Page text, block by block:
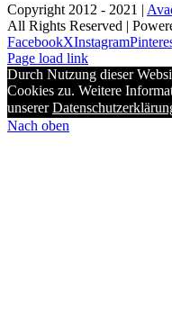
Copyright 2012 - 2021 |
All Rights Reserved |
FacebookXInstagram
Page load link
Durch Nutzung dieser
Cookies zu. Weitere
unserer
Nach oben